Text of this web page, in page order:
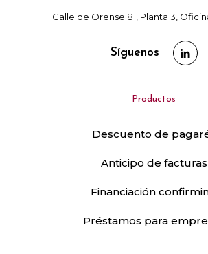
Calle de Orense 81, Planta 3,
Síguenos
Productos
Descuento de
Anticipo de facturas
Financiación
Préstamos para